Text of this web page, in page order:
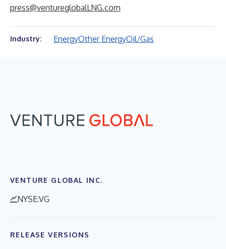
press@ventureglobalLNG.com
Industry: EnergyOther EnergyOil/Gas
VENTURE GLOBAL INC.
NYSE:VG
RELEASE VERSIONS